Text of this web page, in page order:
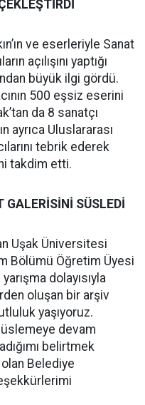
ve eserleriyle Sanat
açılışını yaptığı
büyük ilgi gördü.
500 eşsiz eserini
da 8 sanatçı
ayrıca Uluslararası
tebrik ederek
takdim etti.
GALERİSİNİ SÜSLEDİ
Uşak Üniversitesi
Bölümü Öğretim Üyesi
dolayısıyla
oluşan bir arşiv
yaşıyoruz.
devam
belirtmek
Belediye